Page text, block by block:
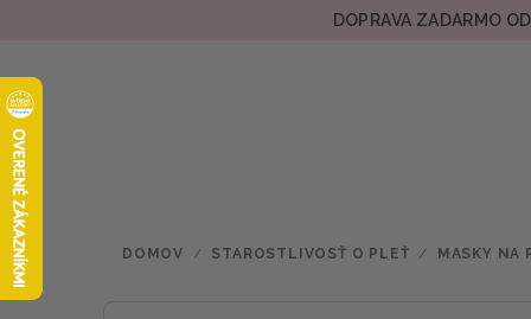
DOPRAVA ZADARMO
DOMOV / STAROSTLIVOSŤ O PLEŤ / MASKY NA